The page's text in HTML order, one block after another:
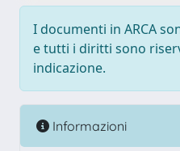
I documenti in ARCA
e tutti i diritti sono
indicazione.
Informazioni